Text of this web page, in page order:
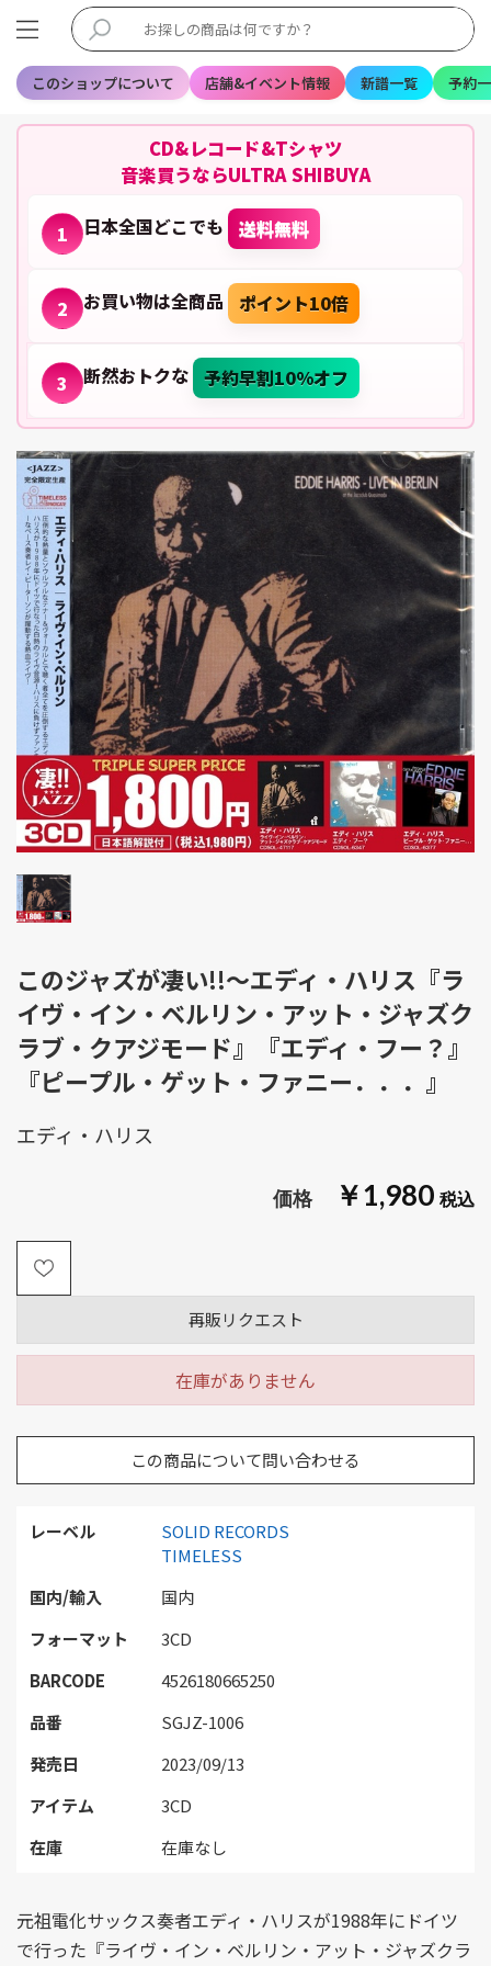
このショップについて 店舗&イベント情報 新譜一覧 予約
CD&レコード&Tシャツ
音楽買うならULTRA SHIBUYA
1 日本全国どこでも 送料無料
2 お買い物は全商品 ポイント10倍
3 断然おトクな 予約早割10%オフ
このジャズが凄い!!～エディ・ハリス『ラ
イヴ・イン・ベルリン・アット・ジャズク
ラブ・クアジモード』『エディ・フー？』
『ピープル・ゲット・ファニー．．．』
￥1,980
レーベル
SOLID RECORDS
TIMELESS
国内/輸入
国内
フォーマット
3CD
BARCODE
4526180665250
品番
SGJZ-1006
発売日
2023/09/13
アイテム
3CD
在庫
在庫なし
再販リクエスト
在庫がありません
この商品について問い合わせる
エディ・ハリス
元祖電化サックス奏者エディ・ハリスが1988年にドイツ
で行った『ライヴ・イン・ベルリン・アット・ジャズクラ